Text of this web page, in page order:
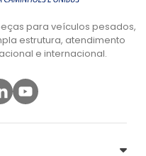
para veículos pesados,
estrutura, atendimento
e internacional.